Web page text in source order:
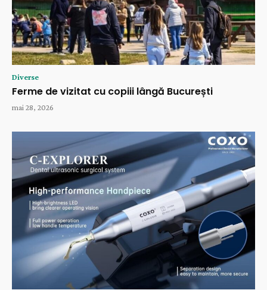
Diverse
Ferme de vizitat cu copiii lângă București
mai 28, 2026